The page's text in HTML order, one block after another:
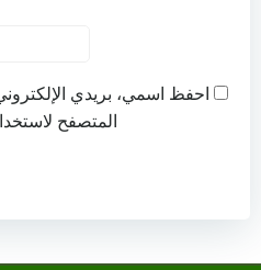
احفظ اسمي، بريدي
المتصفح